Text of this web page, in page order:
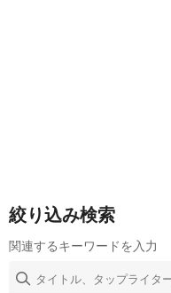
絞り込み検索
関連するキーワードを入力